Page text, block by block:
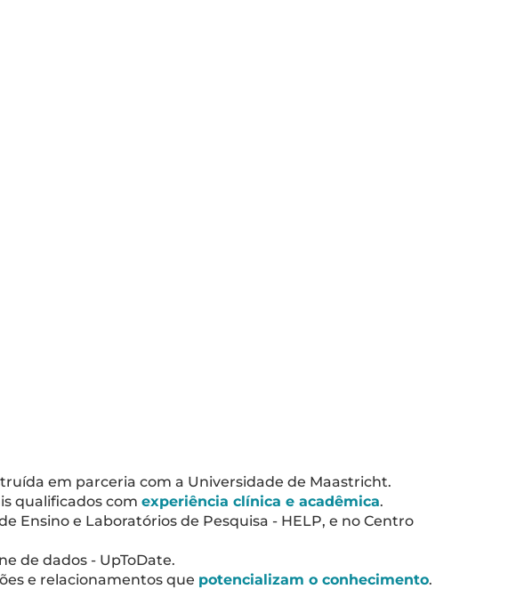
em parceria com a Universidade de Maastricht.
qualificados com experiência clínica e acadêmica.
Ensino e Laboratórios de Pesquisa - HELP, e no Centro
de dados - UpToDate.
e relacionamentos que potencializam o conhecimento.